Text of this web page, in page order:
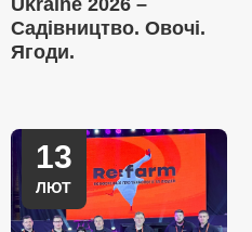
Ukraine 2026 –
Садівництво. Овочі.
Ягоди.
13
ЛЮТ